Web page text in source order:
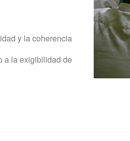
y la coherencia
a la exigibilidad de